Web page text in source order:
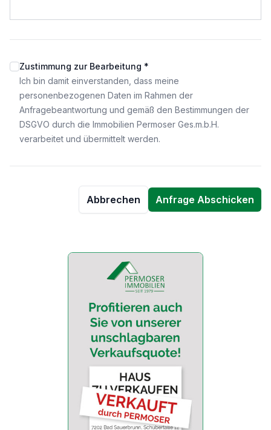
Zustimmung zur Bearbeitung *
Ich bin damit einverstanden, dass meine
personenbezogenen Daten im Rahmen der
Anfragebeantwortung und gemäß den Bestimmungen der
DSGVO durch die Immobilien Permoser Ges.m.b.H.
verarbeitet und übermittelt werden.
Abbrechen Anfrage Abschicken